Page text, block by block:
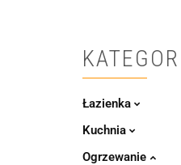
Łazienka
Kuchnia
Ogrzewanie